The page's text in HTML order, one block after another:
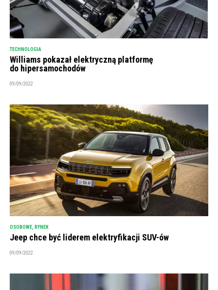
TECHNOLOGIA
Williams pokazał elektryczną platformę
do hipersamochodów
09/09/2022
OSOBOWE RYNEK
Jeep chce być liderem elektryfikacji SUV-ów
09/09/2022